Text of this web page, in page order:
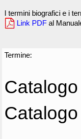
I termini biografici e i
Link PDF al
Termine: